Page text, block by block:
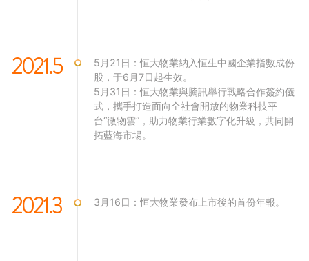
2021.5
5月21日：恒大物業納入恒生中國企業指數成份
股，于6月7日起生效。
5月31日：恒大物業與騰訊舉行戰略合作簽約儀
式，攜手打造面向全社會開放的物業科技平
台“微物雲”，助力物業行業數字化升級，共同開
拓藍海市場。
2021.3 3月16日：恒大物業發布上市後的首份年報。